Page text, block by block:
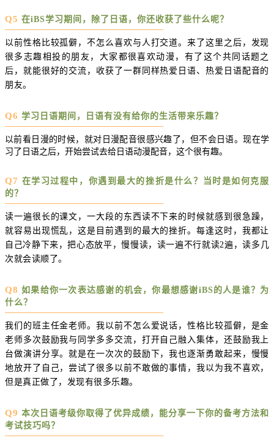
Q5 在iBS学习期间，除了日语，你还收获了些什么呢？
以前性格比较孤僻，不怎么喜欢与人打交道。来了这里之后，发现
很多志趣相投的朋友，大家都很喜欢动漫，有了这个共同话题之
后，就能很好的交流，收获了一群同样热爱日语、热爱日语配音的
朋友。
Q6 学习日语期间，日语有没有给你的生活带来乐趣？
以前看日漫的时候，就对日漫配音很感兴趣了，但不会日语。现在学
习了日语之后，开始尝试去给日语动漫配音，这个很有趣。
Q7 在学习过程中，你遇到最大的挫折是什么？当时是如何克服
的？
读一遍很长的课文，一大段的东西读不下来的时候就感到很急躁，
就容易出现慌乱，这是目前遇到的最大的挫折。每逢这时，我都让
自己冷静下来，把心态放平，慢慢读，读一遍不行就读2遍，读多几
次就会读顺了。
Q8 如果给你一次表达感谢的机会，你最想感谢iBS的人是谁？为
什么？
我们的班主任金老师。我以前不怎么爱说话，性格比较孤僻，是金
老师多次鼓励我与同学多多交流，打开自己融入集体，还鼓励我上
台做演讲分享。就是在一次次的鼓励下，我也逐渐勇敢起来，慢慢
地放开了自己，尝试了很多以前不敢做的事情，我以为我不喜欢，
但是真正做了，发现有很多乐趣。
Q9 本次日语考级你取得了优异成绩，能分享一下你的备考方法和
考试技巧吗？